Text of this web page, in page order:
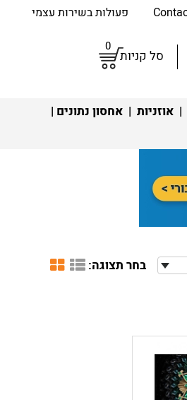
פעולות בשירות עצמי
סל קניות
0
| אוזניות | אחסון נתונים |
בחר תצוגה: